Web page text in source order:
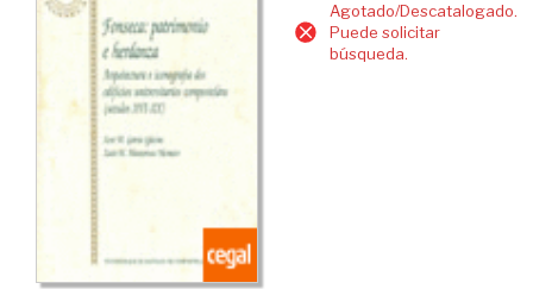
Agotado/Descatalogado.
Puede solicitar
búsqueda.